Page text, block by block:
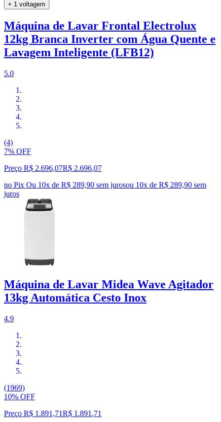
+ 1 voltagem
Máquina de Lavar Frontal Electrolux
12kg Branca Inverter com Água Quente e
Lavagem Inteligente (LFB12)
5.0
(4)
7% OFF
Preço R$ 2.696,07R$ 2.696,07
no Pix Ou 10x de R$ 289,90 sem jurosou 10x de R$ 289,90 sem
juros
Máquina de Lavar Midea Wave Agitador
13kg Automática Cesto Inox
4.9
(1969)
10% OFF
Preço R$ 1.891,71R$ 1.891 ,71